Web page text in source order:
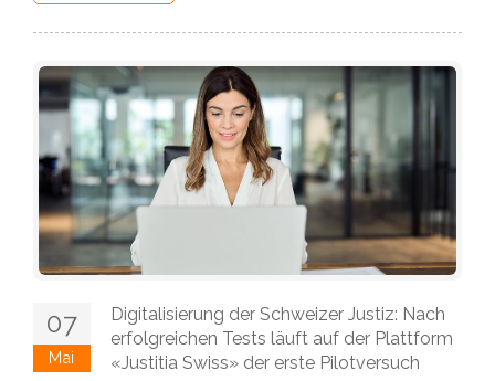
07
Mai
Digitalisierung der Schweizer Justiz: Nach
erfolgreichen Tests läuft auf der Plattform
«Justitia Swiss» der erste Pilotversuch